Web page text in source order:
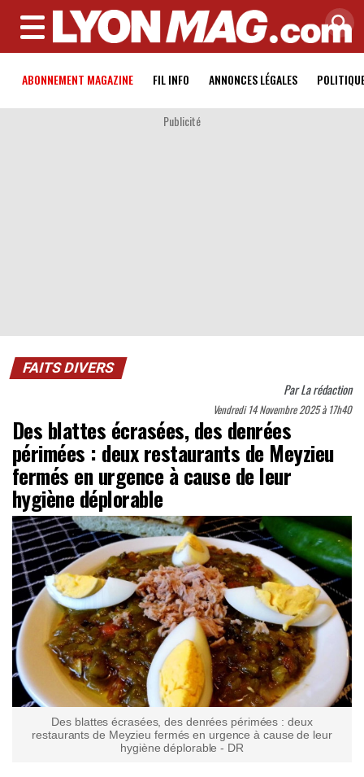
MENU
ABONNEMENT MAGAZINE FIL INFO ANNONCES LÉGALES
Publicité
FAITS DIVERS
ParLa rédaction
Vendredi 14 Novembre 2025 à 17h40
Des blattes écrasées, des denrées
périmées : deux restaurants de Meyzieu
fermés en urgence à cause de leur
hygiène déplorable
Des blattes écrasées, des denrées périmées : deux
restaurants de Meyzieu fermés en urgence à cause de leur
hygiène déplorable - DR